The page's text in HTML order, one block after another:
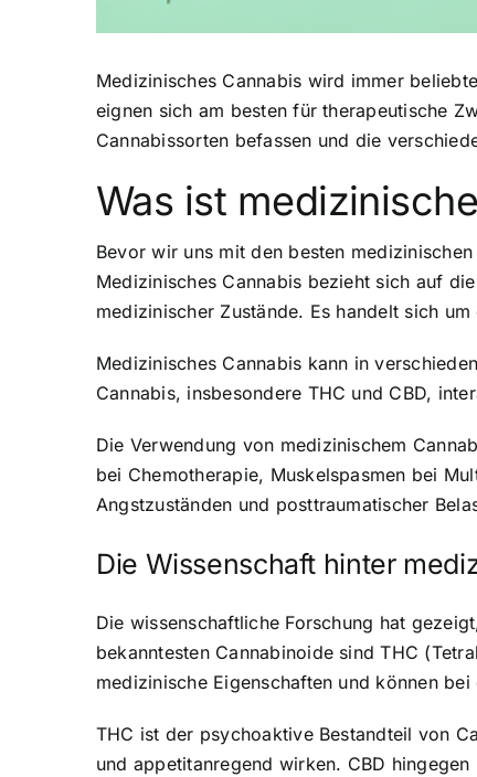
Medizinisches Cannabis wird immer
eignen sich am besten für therapeutische
Cannabissorten befassen und die
Was ist
Bevor wir uns mit den besten
Medizinisches Cannabis bezieht sich auf
medizinischer Zustände. Es handelt sich
Medizinisches Cannabis kann in
Cannabis, insbesondere THC und CBD,
Die Verwendung von medizinischem
bei Chemotherapie, Muskelspasmen bei
Angstzuständen und posttraumatischer
Die Wissenschaft hinter
Die wissenschaftliche Forschung hat
bekanntesten Cannabinoide sind THC
medizinische Eigenschaften und können
THC ist der psychoaktive Bestandteil von
und appetitanregend wirken. CBD